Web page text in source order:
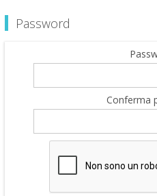
Password
Conferma